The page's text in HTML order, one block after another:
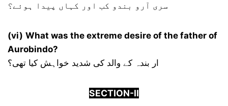
سری آرو بندو کب اور کہاں پیدا ہوئے؟
(vi) What was the extreme desire of the father of
Aurobindo?
ار بندہ کے والد کی شدید خواہش کیا تھی؟
SECTION-II